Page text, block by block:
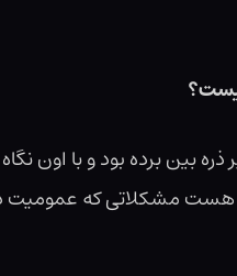
برده بود و با اون
مشکلاتی که عمومیت